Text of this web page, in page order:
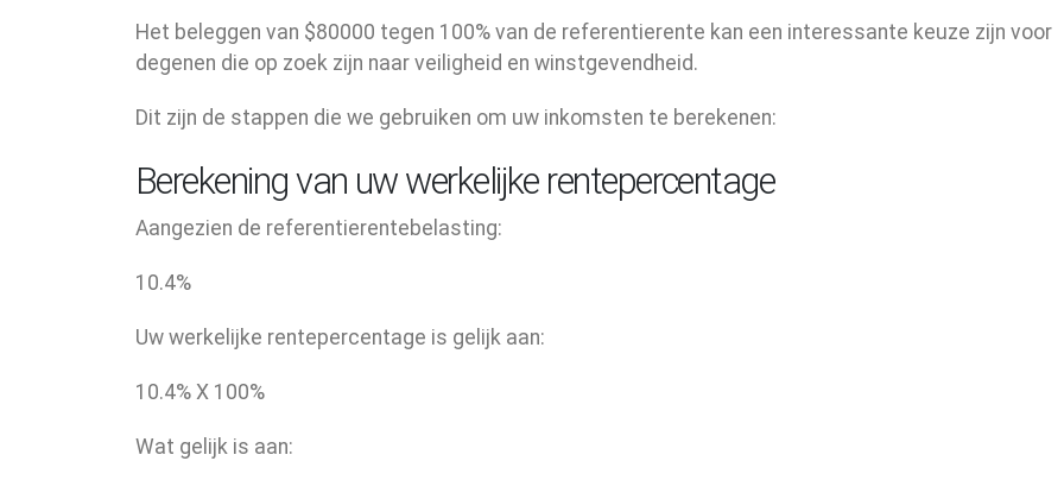
Het beleggen van $80000 tegen 100% van de referentierente kan een interessante keuze zijn voor
degenen die op zoek zijn naar veiligheid en winstgevendheid.
Dit zijn de stappen die we gebruiken om uw inkomsten te berekenen:
Berekening van uw werkelijke rentepercentage
Aangezien de referentierentebelasting:
10.4%
Uw werkelijke rentepercentage is gelijk aan:
10.4% X 100%
Wat gelijk is aan: